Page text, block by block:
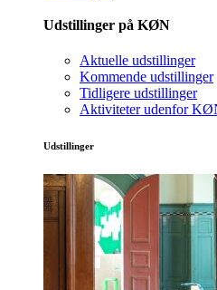
Udstillinger på KØN
Aktuelle udstillinger
Kommende udstillinger
Tidligere udstillinger
Aktiviteter udenfor
Udstillinger